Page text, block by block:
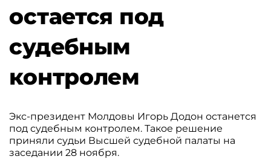
остается под
судебным
контролем
Экс-президент Молдовы Игорь Додон останется
под судебным контролем. Такое решение
приняли судьи Высшей судебной палаты на
заседании 28 ноября.